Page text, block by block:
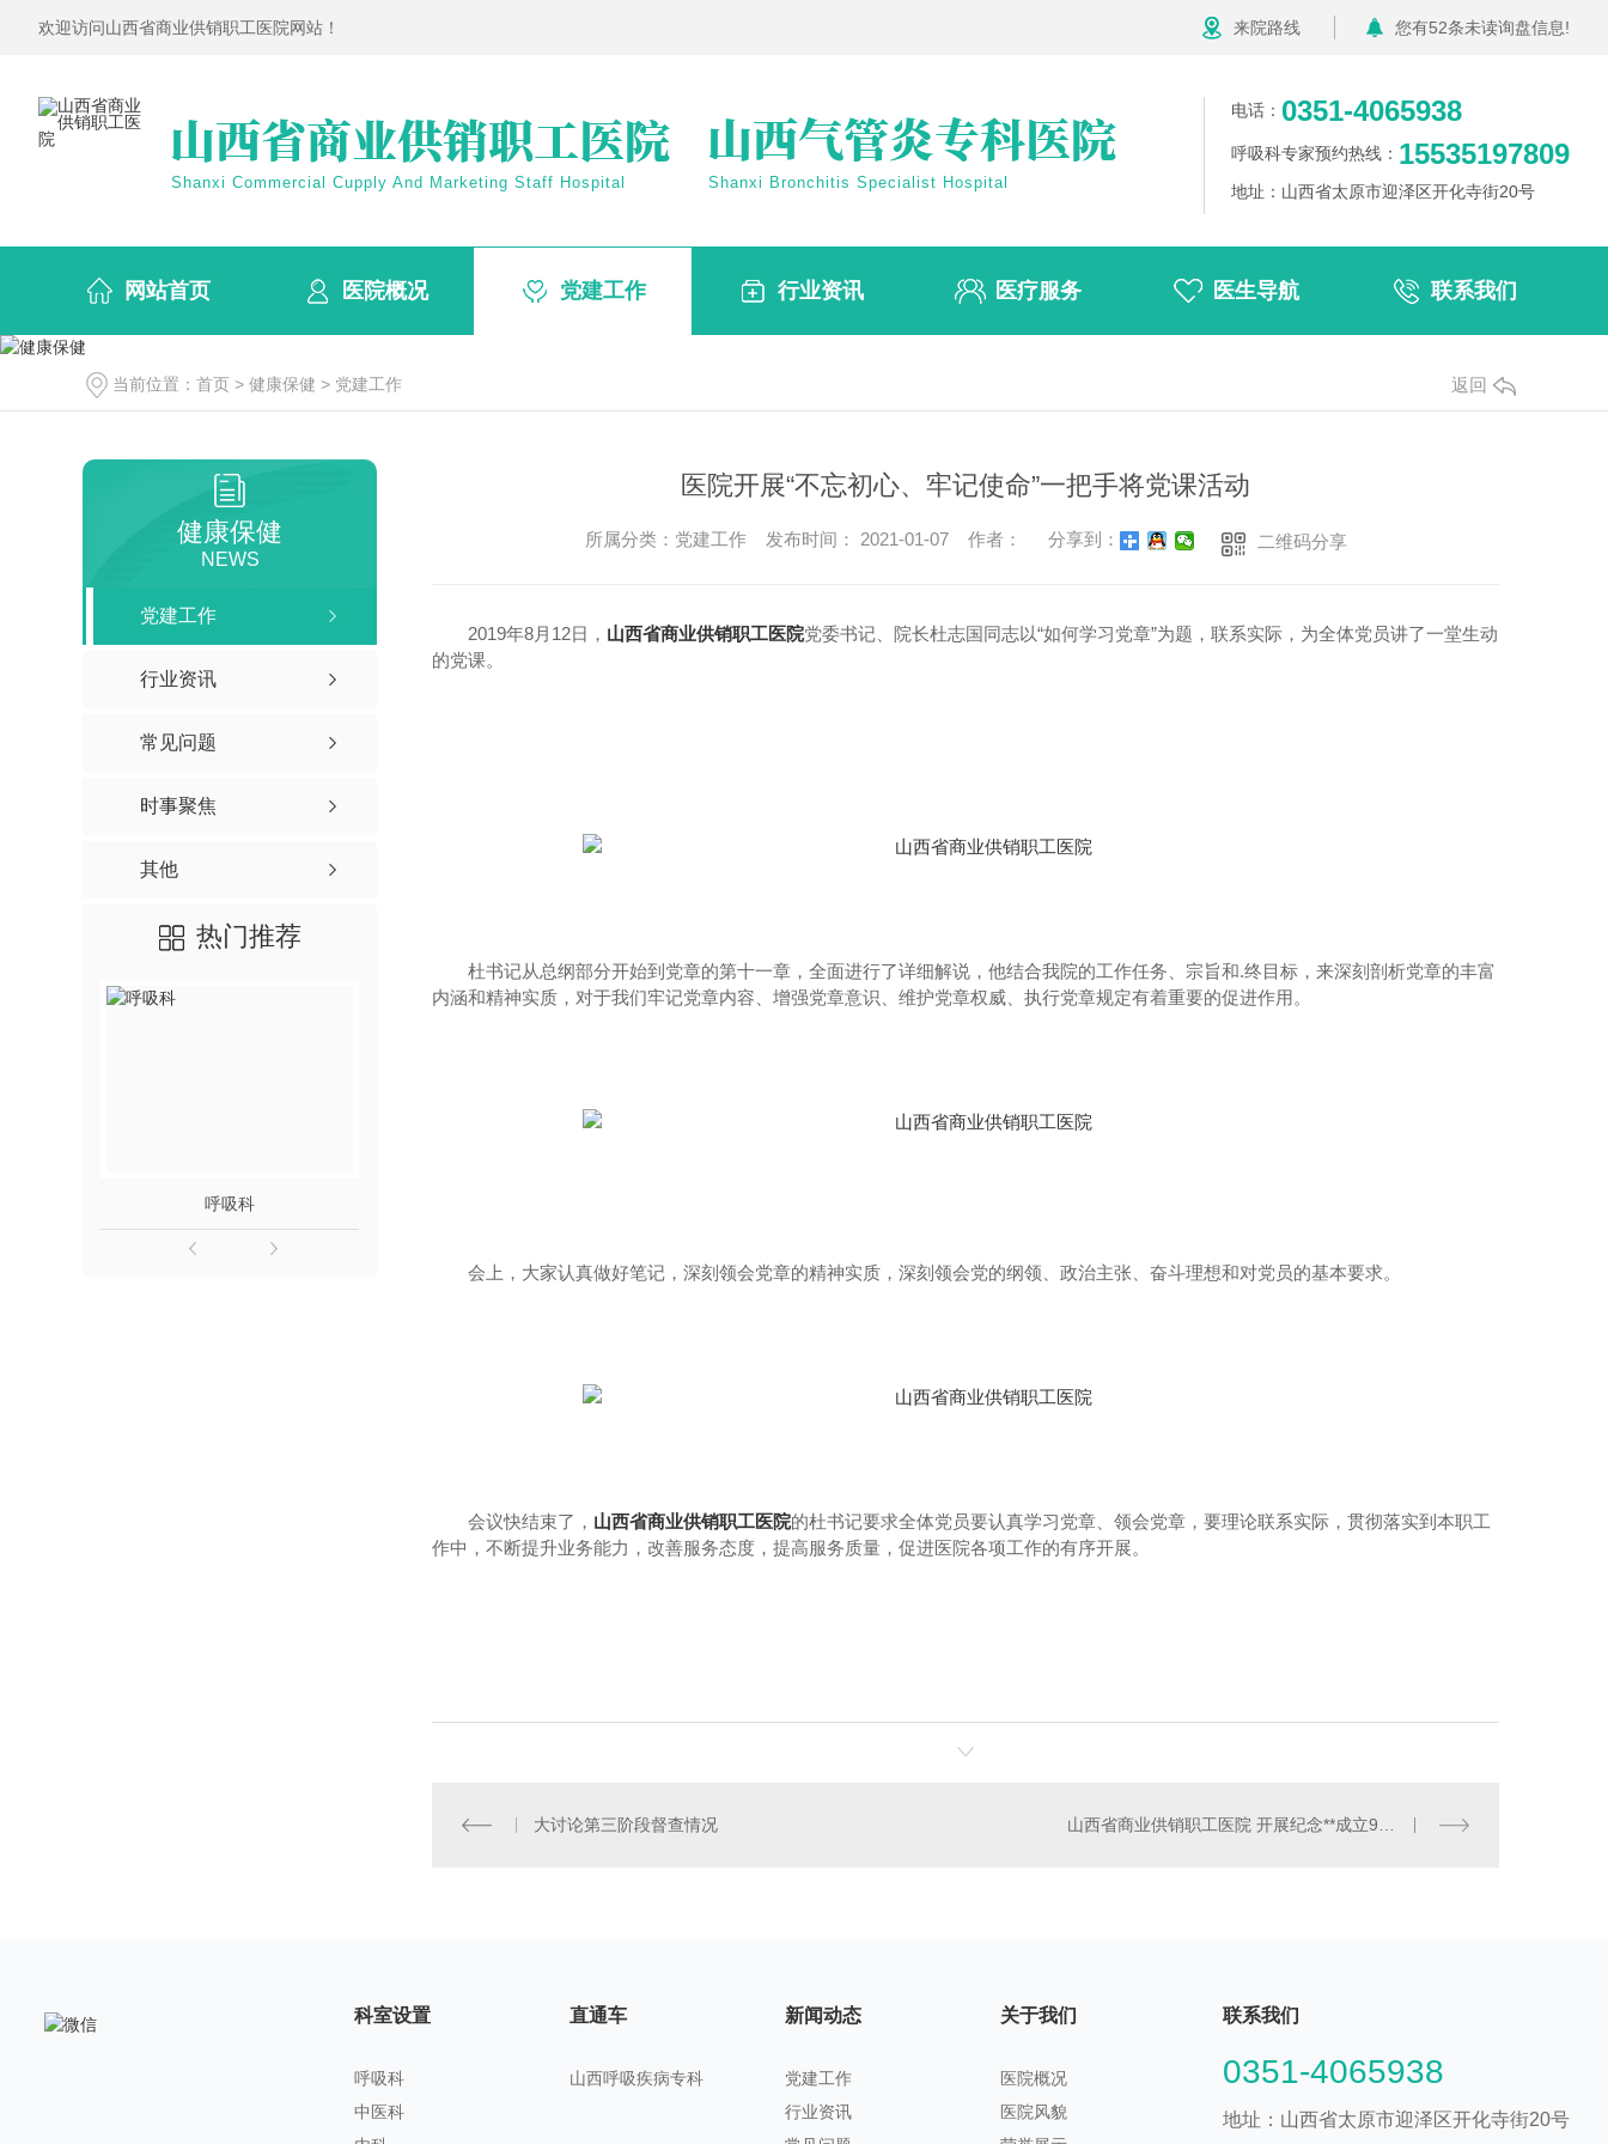
欢迎访问山西省商业供销职工医院网站！ 来院路线 您有52条未读询盘信息!
Shanxi Commercial Cupply And Marketing Staff Hospital Shanxi Bronchitis Specialist Hospital
电话： 0351-4065938
呼吸科专家预约热线： 15535197809
地址：山西省太原市迎泽区开化寺街20号
网站首页 医院概况 党建工作 行业资讯 医疗服务 医生导航 联系我们
当前位置： 首页 > 健康保健 > 党建工作 返回
健康保健
NEWS
党建工作
行业资讯
常见问题
时事聚焦
其他
热门推荐
呼吸科
医院开展“不忘初心、牢记使命”一把手将党课活动
所属分类：党建工作 发布时间： 2021-01-07 作者： 分享到： 二维码分享
2019年8月12日， 山西省商业供销职工医院党委书记、院长杜志国同志以“如何学习党章”为题，联系实际，为全体党员讲了一堂生动
的党课。
杜书记从总纲部分开始到党章的第十一章，全面进行了详细解说，他结合我院的工作任务、宗旨和.终目标，来深刻剖析党章的丰富
内涵和精神实质，对于我们牢记党章内容、增强党章意识、维护党章权威、执行党章规定有着重要的促进作用。
会上，大家认真做好笔记，深刻领会党章的精神实质，深刻领会党的纲领、政治主张、奋斗理想和对党员的基本要求。
会议快结束了， 山西省商业供销职工医院的杜书记要求全体党员要认真学习党章、领会党章，要理论联系实际，贯彻落实到本职工
作中，不断提升业务能力，改善服务态度，提高服务质量，促进医院各项工作的有序开展。
大讨论第三阶段督查情况 山西省商业供销职工医院 开展纪念**成立98周年活动
科室设置
呼吸科
中医科
直通车
山西呼吸疾病专科
新闻动态
党建工作
行业资讯
关于我们
医院概况
医院风貌
联系我们
0351-4065938
地址：山西省太原市迎泽区开化寺街20号